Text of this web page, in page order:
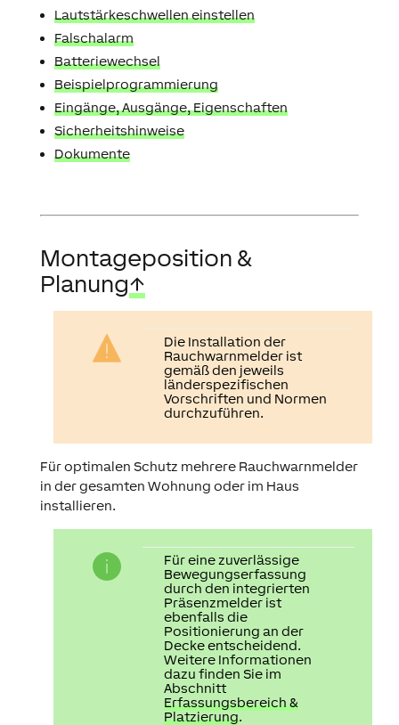
Lautstärkeschwellen einstellen
Falschalarm
Batteriewechsel
Beispielprogrammierung
Eingänge, Ausgänge, Eigenschaften
Sicherheitshinweise
Dokumente
Montageposition &
Planung↑
Die Installation der
Rauchwarnmelder ist
gemäß den jeweils
länderspezifischen
Vorschriften und Normen
durchzuführen.
Für optimalen Schutz mehrere Rauchwarnmelder
in der gesamten Wohnung oder im Haus
installieren.
Für eine zuverlässige
Bewegungserfassung
durch den integrierten
Präsenzmelder ist
ebenfalls die
Positionierung an der
Decke entscheidend.
Weitere Informationen
dazu finden Sie im
Abschnitt
Erfassungsbereich &
Platzierung.